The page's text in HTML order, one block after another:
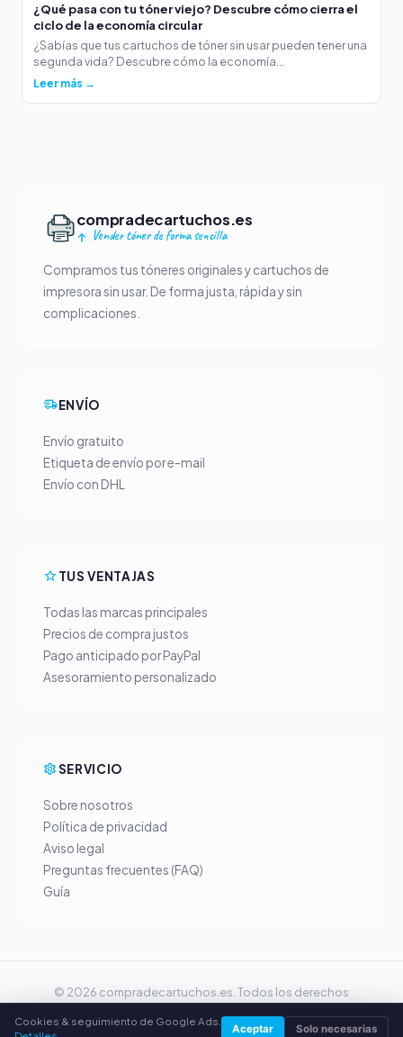
¿Qué pasa con tu tóner viejo? Descubre cómo cierra el
ciclo de la economía circular
¿Sabías que tus cartuchos de tóner sin usar pueden tener una
segunda vida? Descubre cómo la economía...
Leer más →
compradecartuchos.es
Vender tóner de forma sencilla
Compramos tus tóneres originales y cartuchos de
impresora sin usar. De forma justa, rápida y sin
complicaciones.
ENVÍO
Envío gratuito
Etiqueta de envío por e-mail
Envío con DHL
TUS VENTAJAS
Todas las marcas principales
Precios de compra justos
Pago anticipado por PayPal
Asesoramiento personalizado
SERVICIO
Sobre nosotros
Política de privacidad
Aviso legal
Preguntas frecuentes (FAQ)
Guía
© 2026 compradecartuchos.es. Todos los derechos
Vender tóner en tu ciudad
Cookies & seguimiento de Google Ads.
Aceptar Solo necesarias